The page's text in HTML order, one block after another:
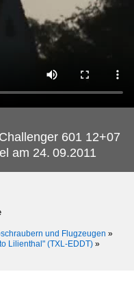
601 12+07
am 24. 09.2011
und Flugzeugen »
Lilienthal" (TXL-EDDT) »